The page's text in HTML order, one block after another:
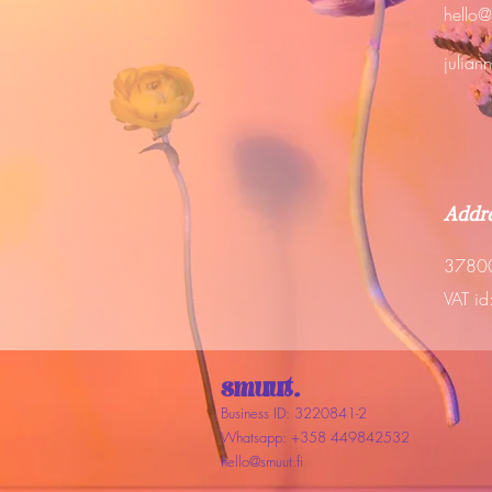
VAT
smuut.
Business ID: 3220841-2
Whatsapp: +358 449842532
hello@smuut.fi